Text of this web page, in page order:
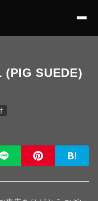
(PIG SUEDE)